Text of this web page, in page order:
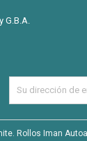
G.B.A.
Rollos Iman